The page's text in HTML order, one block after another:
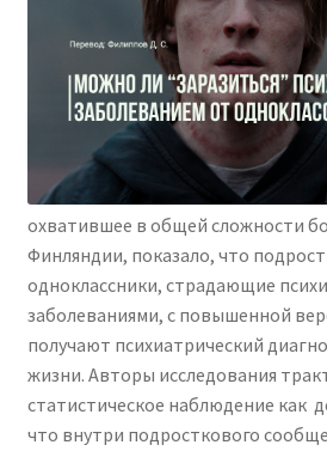
охватившее в общей сложности
Финляндии, показало, что
одноклассники, страдающие
заболеваниями, с повышенной
получают психиатрический
жизни. Авторы исследования
статистическое наблюдение как
что внутри подросткового